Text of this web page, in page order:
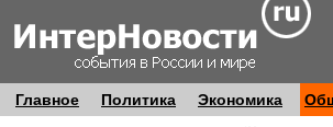
Главное Политика Экономика